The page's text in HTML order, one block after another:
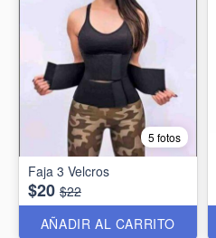
5 fotos
Faja 3 Velcros
$20 $22
AÑADIR AL CARRITO